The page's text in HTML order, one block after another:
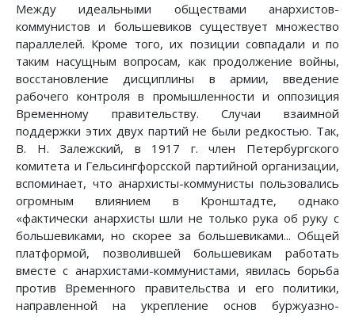
Между идеальными обществами анархистов-
коммунистов и большевиков существует множество
параллелей. Кроме того, их позиции совпадали и по
таким насущным вопросам, как продолжение войны,
восстановление дисциплины в армии, введение
рабочего контроля в промышленности и оппозиция
Временному правительству. Случаи взаимной
поддержки этих двух партий не были редкостью. Так,
В. Н. Залежский, в 1917 г. член Петербургского
комитета и Гельсингфорсской партийной организации,
вспоминает, что анархисты-коммунисты пользовались
огромным влиянием в Кронштадте, однако
«фактически анархисты шли не только рука об руку с
большевиками, но скорее за большевиками... Общей
платформой, позволившей большевикам работать
вместе с анархистами-коммунистами, явилась борьба
против Временного правительства и его политики,
направленной на укрепление основ буржуазно-